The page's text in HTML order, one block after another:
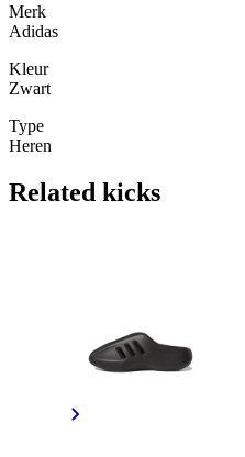
Merk
Adidas
Kleur
Zwart
Type
Heren
Related kicks